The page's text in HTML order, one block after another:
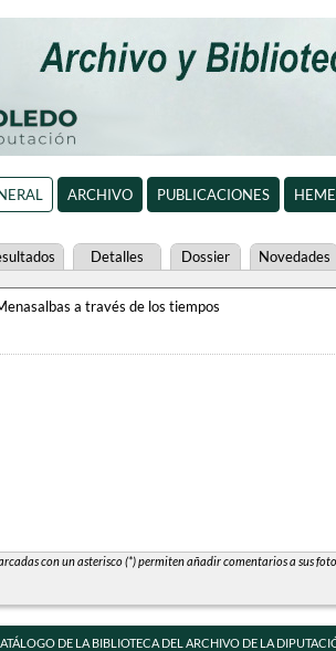
ARCHIVO PUBLICACIONES
Detalles Dossier Novedades
a través de los tiempos
con un asterisco (*) permiten añadir comentarios a sus
DE LA BIBLIOTECA DEL ARCHIVO DE LA